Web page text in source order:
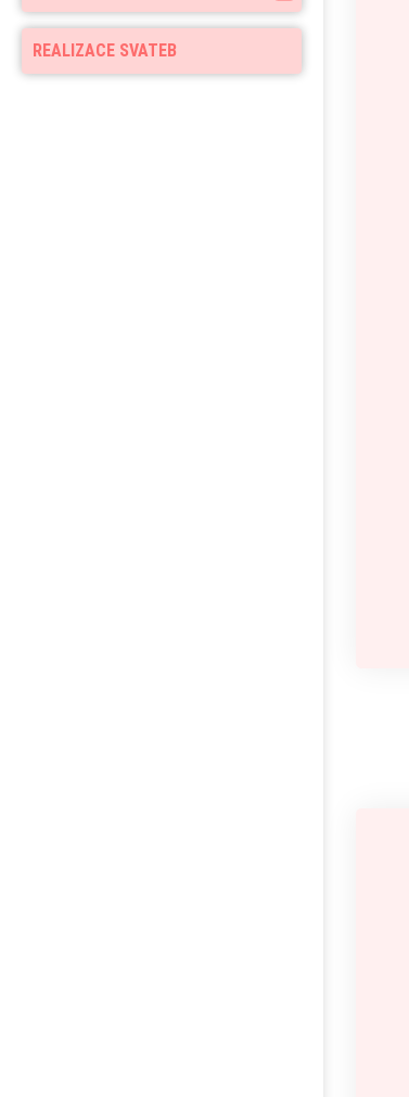
REALIZACE SVATEB